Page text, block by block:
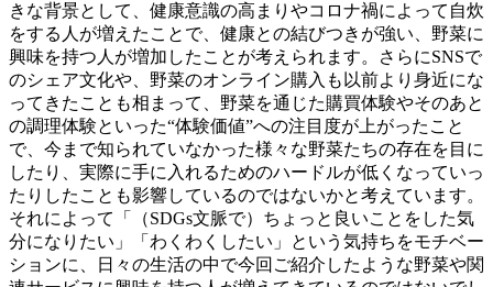
きな背景として、健康意識の高まりやコロナ禍によって自炊
をする人が増えたことで、健康との結びつきが強い、野菜に
興味を持つ人が増加したことが考えられます。さらにSNSで
のシェア文化や、野菜のオンライン購入も以前より身近にな
ってきたことも相まって、野菜を通じた購買体験やそのあと
の調理体験といった“体験価値”への注目度が上がったこと
で、今まで知られていなかった様々な野菜たちの存在を目に
したり、実際に手に入れるためのハードルが低くなっていっ
たりしたことも影響しているのではないかと考えています。
それによって「（SDGs文脈で）ちょっと良いことをした気
分になりたい」「わくわくしたい」という気持ちをモチベー
ションに、日々の生活の中で今回ご紹介したような野菜や関